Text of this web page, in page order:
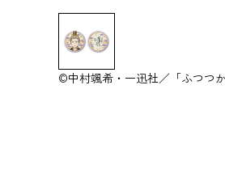
©中村颯希・一迅社／「ふつつ